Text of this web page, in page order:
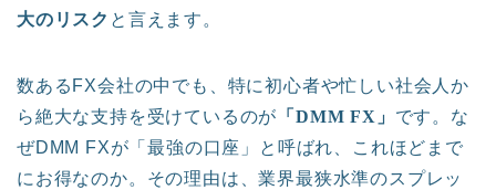
大のリスク と言えます。
数あるFX会社の中でも、特に初心者や忙しい社会人か
ら絶大な支持を受けているのが 「DMM FX」 です。な
ぜDMM FXが「最強の口座」と呼ばれ、これほどまで
にお得なのか。その理由は、業界最狭水準のスプレッ